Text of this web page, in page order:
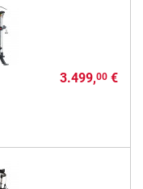
3.499,00€